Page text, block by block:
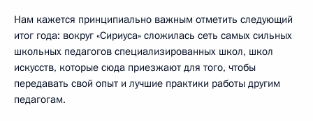
Нам кажется принципиально важным отметить следующий
итог года: вокруг «Сириуса» сложилась сеть самых сильных
школьных педагогов специализированных школ, школ
искусств, которые сюда приезжают для того, чтобы
передавать свой опыт и лучшие практики работы другим
педагогам.